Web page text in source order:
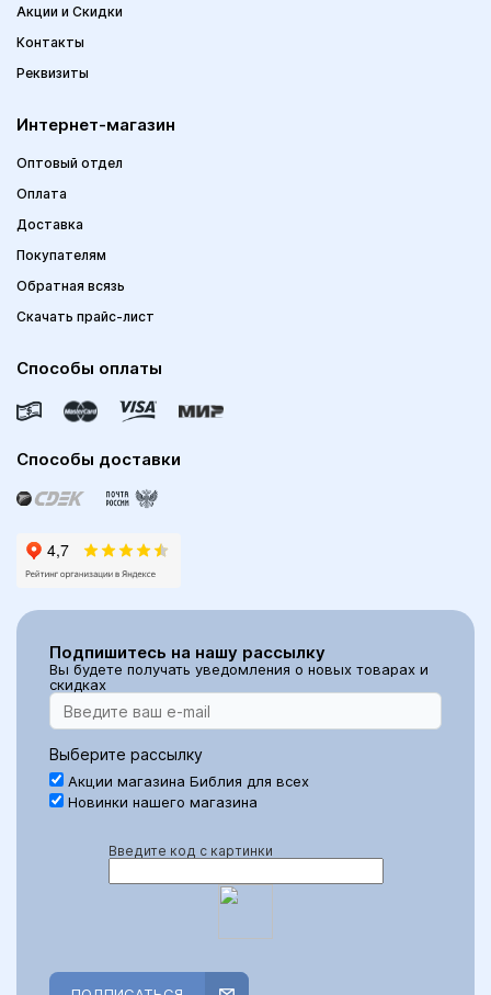
Акции и Скидки
Контакты
Реквизиты
Интернет-магазин
Оптовый отдел
Оплата
Доставка
Покупателям
Обратная всязь
Скачать прайс-лист
Способы оплаты
Способы доставки
Подпишитесь на нашу рассылку
Вы будете получать уведомления о новых товарах и
скидках
Выберите рассылку
Акции магазина Библия для всех
Новинки нашего магазина
Введите код с картинки